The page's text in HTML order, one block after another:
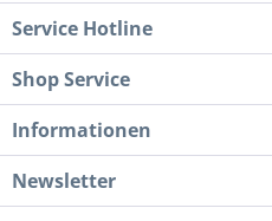
Service Hotline
Shop Service
Informationen
Newsletter